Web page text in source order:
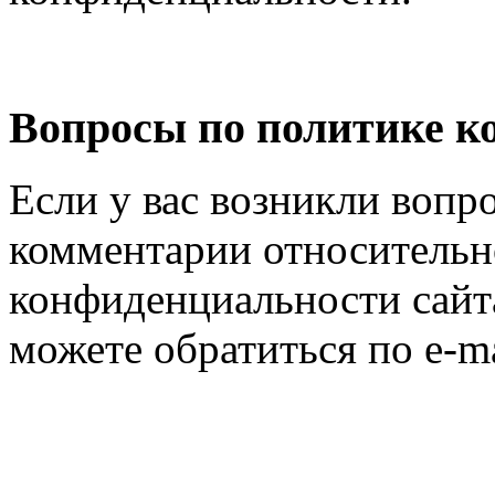
Вопросы по политике
Если у вас возникли
комментарии
конфиденциальности
можете обратиться по e-